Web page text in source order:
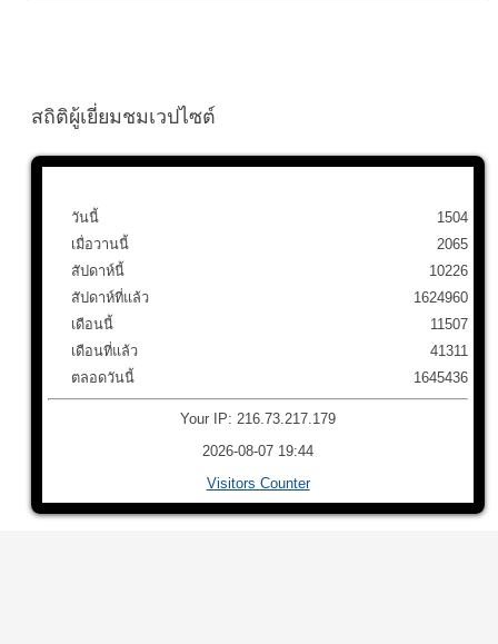
สถิติผู้เยี่ยมชมเวปไซต์
วันนี้
เมื่อวานนี้
สัปดาห์นี้
สัปดาห์ที่แล้ว
เดือนนี้
เดือนที่แล้ว
ตลอดวันนี้
1504
2065
10226
1624960
11507
41311
1645436
Your IP: 216.73.217.179
2026-08-07 19:44
Visitors Counter